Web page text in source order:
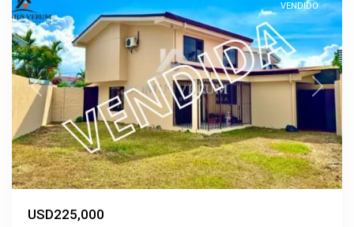
Previous Next
VENDIDO
USD225,000